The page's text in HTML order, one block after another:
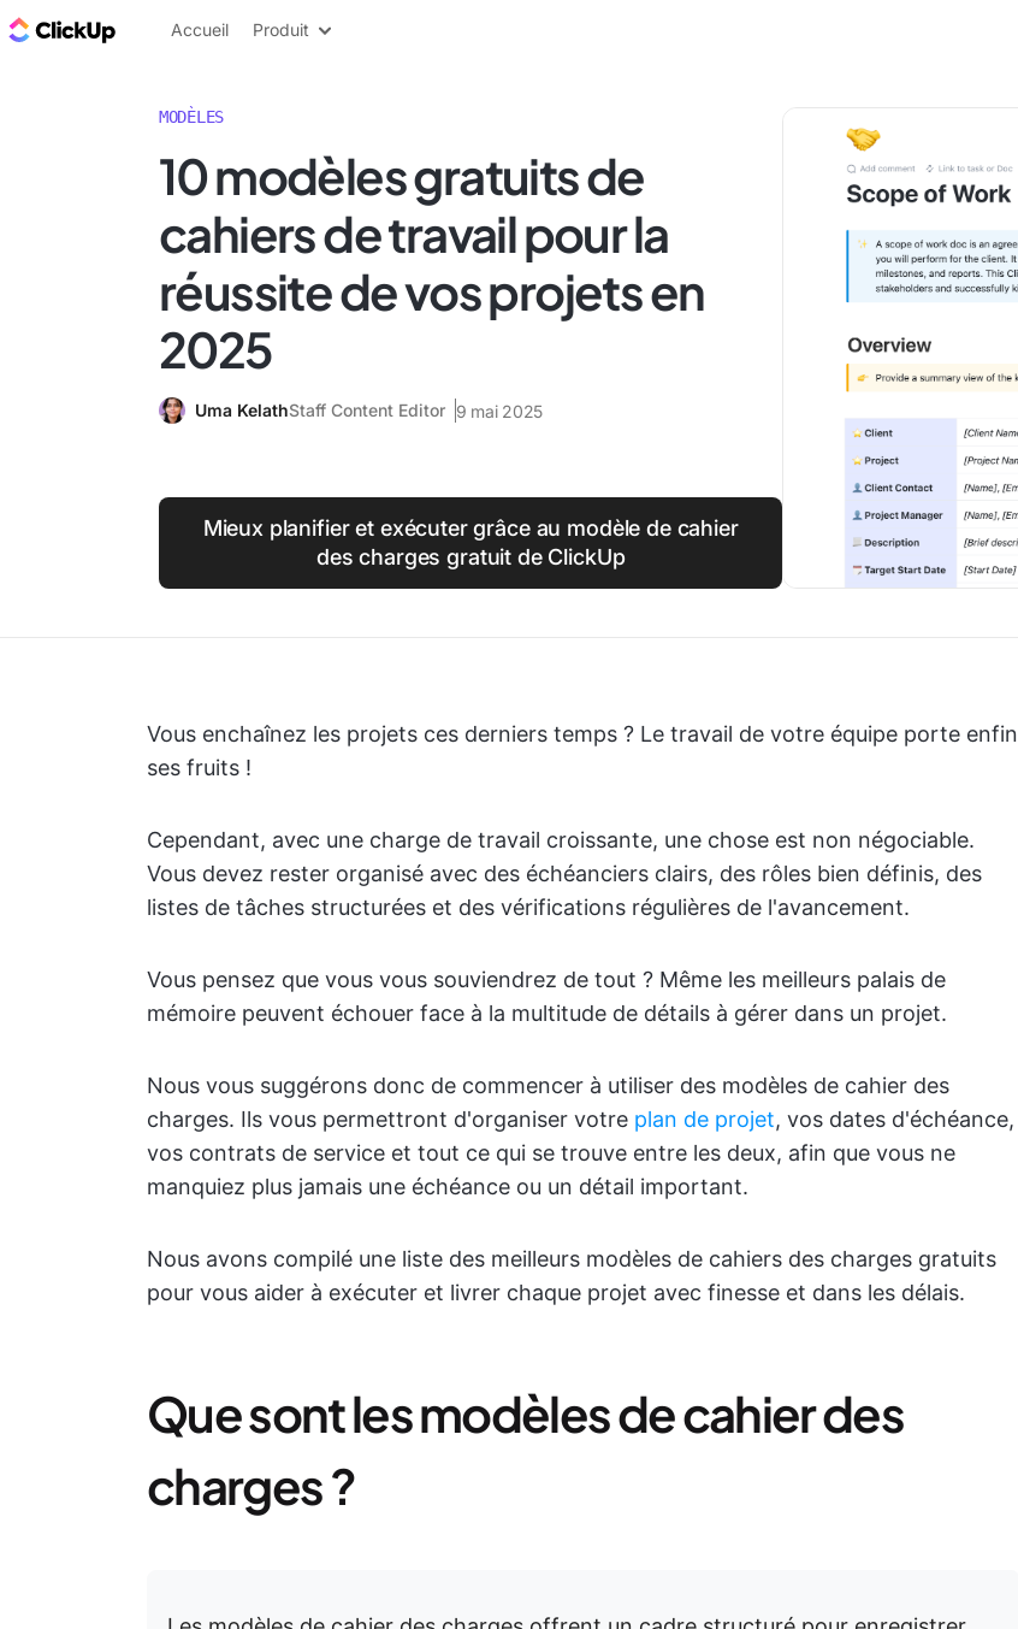
ClickUp Blog
Accueil Produit
MODÈLES
10 modèles gratuits de
cahiers de travail pour la
réussite de vos projets en
2025
Uma KelathStaff Content Editor 9 mai 2025
Mieux planifier et exécuter grâce au modèle de cahier
des charges gratuit de ClickUp
Vous enchaînez les projets ces derniers temps ? Le travail de votre équipe porte enfin
ses fruits !
Cependant, avec une charge de travail croissante, une chose est non négociable.
Vous devez rester organisé avec des échéanciers clairs, des rôles bien définis, des
listes de tâches structurées et des vérifications régulières de l'avancement.
Vous pensez que vous vous souviendrez de tout ? Même les meilleurs palais de
mémoire peuvent échouer face à la multitude de détails à gérer dans un projet.
Nous vous suggérons donc de commencer à utiliser des modèles de cahier des
charges. Ils vous permettront d'organiser votre plan de projet, vos dates d'échéance,
vos contrats de service et tout ce qui se trouve entre les deux, afin que vous ne
manquiez plus jamais une échéance ou un détail important.
Nous avons compilé une liste des meilleurs modèles de cahiers des charges gratuits
pour vous aider à exécuter et livrer chaque projet avec finesse et dans les délais.
Que sont les modèles de cahier des
charges ?